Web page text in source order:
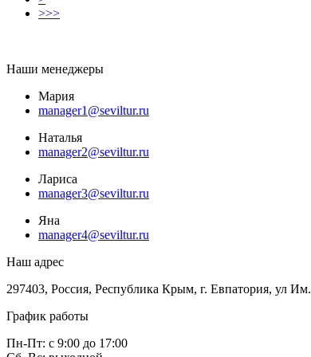
>>>
Наши менеджеры
Мария
manager1@seviltur.ru
Наталья
manager2@seviltur.ru
Лариса
manager3@seviltur.ru
Яна
manager4@seviltur.ru
Наш адрес
297403, Россия, Республика Крым, г. Евпатория, ул
График работы
Пн-Пт: с 9:00 до 17:00